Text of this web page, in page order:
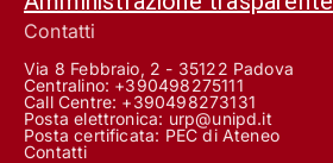
Contatti
Via 8 Febbraio, 2 - 35122 Padova
Centralino: +390498275111
Call Centre: +390498273131
Posta elettronica: urp@unipd.it
Posta certificata: PEC di Ateneo
Contatti